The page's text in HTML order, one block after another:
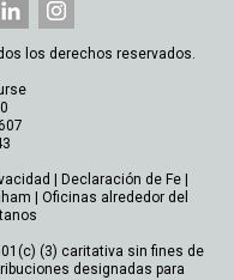
los derechos reservados.
Declaración de Fe|
Oficinas alrededor del
(3) caritativa sin fines de
designadas para